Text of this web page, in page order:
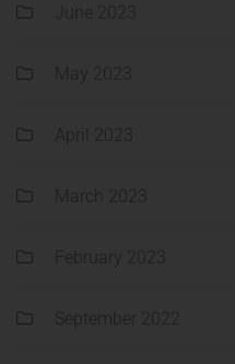
June 2023
May 2023
April 2023
March 2023
February 2023
September 2022